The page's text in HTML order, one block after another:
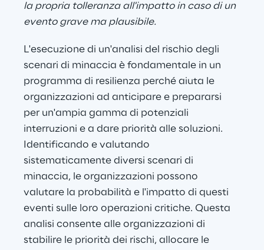
la propria tolleranza all'impatto in caso di un
evento grave ma plausibile.
L'esecuzione di un'analisi del rischio degli
scenari di minaccia è fondamentale in un
programma di resilienza perché aiuta le
organizzazioni ad anticipare e prepararsi
per un'ampia gamma di potenziali
interruzioni e a dare priorità alle soluzioni.
Identificando e valutando
sistematicamente diversi scenari di
minaccia, le organizzazioni possono
valutare la probabilità e l'impatto di questi
eventi sulle loro operazioni critiche. Questa
analisi consente alle organizzazioni di
stabilire le priorità dei rischi, allocare le